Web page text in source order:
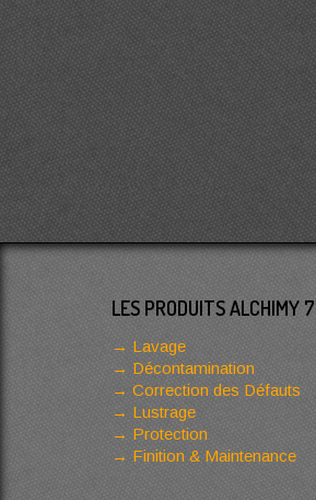
LES PRODUITS ALCHIMY 7
Lavage
Décontamination
Correction des Défauts
Lustrage
Protection
Finition & Maintenance